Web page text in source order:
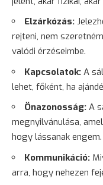
Elzárkózás:
rejteni, nem
valódi érzéseimbe.
Kapcsolatok: A
lehet, főként, ha
Önazonosság: A
megnyilvánulása,
hogy lássanak engem.
Kommunikáció:
arra, hogy nehezen